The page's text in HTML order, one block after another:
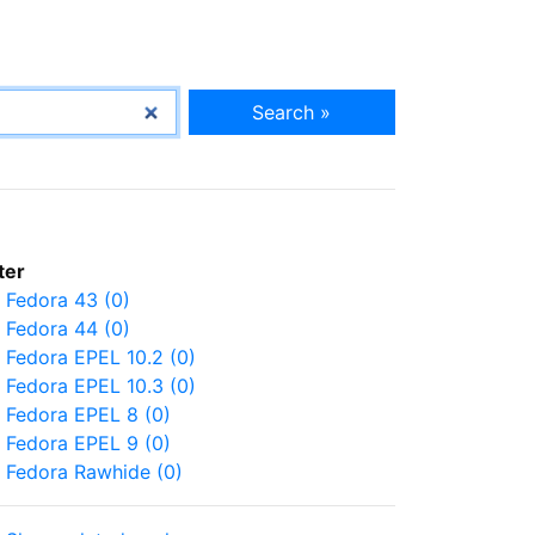
Search »
Fedora 43 (0)
Fedora 44 (0)
Fedora EPEL 10.2 (0)
Fedora EPEL 10.3 (0)
Fedora EPEL 8 (0)
Fedora EPEL 9 (0)
Fedora Rawhide (0)